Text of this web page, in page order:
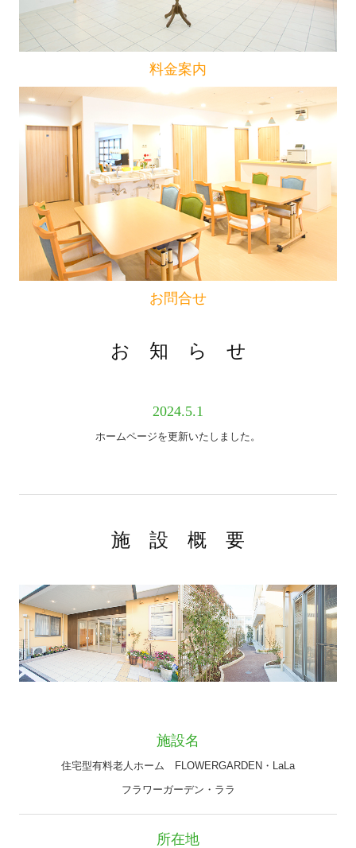
料金案内
お問合せ
お 知 ら せ
2024.5.1
ホームページを更新いたしました。
施 設 概 要
施設名
住宅型有料老人ホーム FLOWERGARDEN・LaLa
フラワーガーデン・ララ
所在地